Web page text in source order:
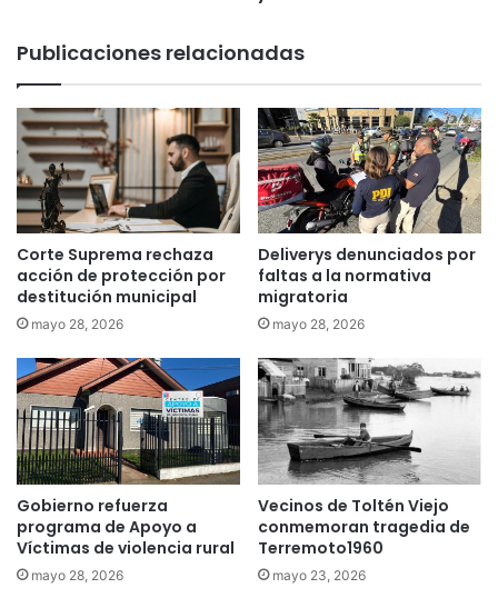
a
n
t
d
i
s
t
b
i
s
:
"
D
e
t
e
r
m
i
r
o
c
a
m
i
n
o
n
o
e
s
a
a
s
a
m
b
l
e
a
c
Publicaciones relacionadas
Corte Suprema rechaza
acción de protección por
destitución municipal
mayo 28, 2026
Deliverys denunciados por
faltas a la normativa
migratoria
mayo 28, 2026
Gobierno refuerza
programa de Apoyo a
Víctimas de violencia rural
mayo 28, 2026
Vecinos de Toltén Viejo
conmemoran tragedia de
Terremoto1960
mayo 23, 2026